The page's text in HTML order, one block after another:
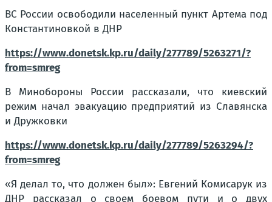
ВС России освободили населенный пункт Артема под
Константиновкой в ДНР
https://www.donetsk.kp.ru/daily/277789/5263271/?
from=smreg
В Минобороны России рассказали, что киевский
режим начал эвакуацию предприятий из Славянска
и Дружковки
https://www.donetsk.kp.ru/daily/277789/5263294/?
from=smreg
«Я делал то, что должен был»: Евгений Комисарук из
ДНР рассказал о своем боевом пути и о двух